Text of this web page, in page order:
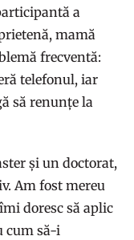
a
mamă
frecventă:
telefonul, iar
să renunțe la
și un doctorat,
Am fost mereu
doresc să aplic
cum să-i